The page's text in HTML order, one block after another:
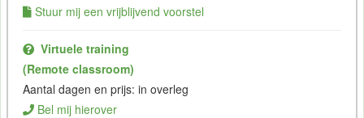
Stuur mij een vrijblijvend voorstel
Virtuele training
(Remote classroom)
Aantal dagen en prijs: in overleg
Bel mij hierover